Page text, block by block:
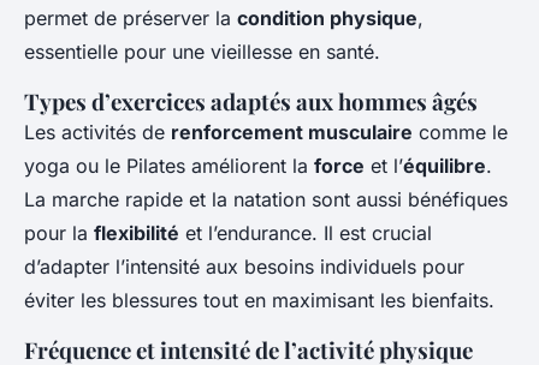
permet de préserver la condition physique,
essentielle pour une vieillesse en santé.
Types d’exercices adaptés aux hommes âgés
Les activités de renforcement musculaire comme le
yoga ou le Pilates améliorent la force et l’équilibre.
La marche rapide et la natation sont aussi bénéfiques
pour la flexibilité et l’endurance. Il est crucial
d’adapter l’intensité aux besoins individuels pour
éviter les blessures tout en maximisant les bienfaits.
Fréquence et intensité de l’activité physique